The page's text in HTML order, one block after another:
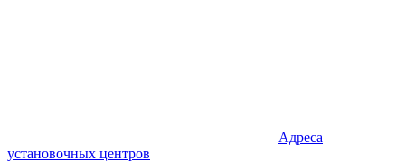
Адреса
установочных центров